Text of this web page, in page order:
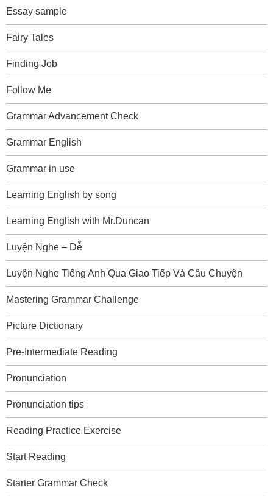
Essay sample
Fairy Tales
Finding Job
Follow Me
Grammar Advancement Check
Grammar English
Grammar in use
Learning English by song
Learning English with Mr.Duncan
Luyện Nghe – Dễ
Luyện Nghe Tiếng Anh Qua Giao Tiếp Và Câu Chuyện
Mastering Grammar Challenge
Picture Dictionary
Pre-Intermediate Reading
Pronunciation
Pronunciation tips
Reading Practice Exercise
Start Reading
Starter Grammar Check